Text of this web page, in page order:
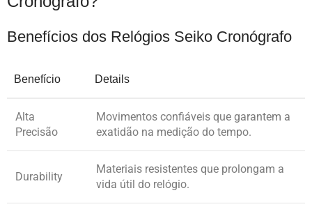
Benefícios dos Relógios Seiko Cronógrafo
Benefício Details
Alta
Precisão
Movimentos confiáveis que garantem a
exatidão na medição do tempo.
Durability
Materiais resistentes que prolongam a
vida útil do relógio.